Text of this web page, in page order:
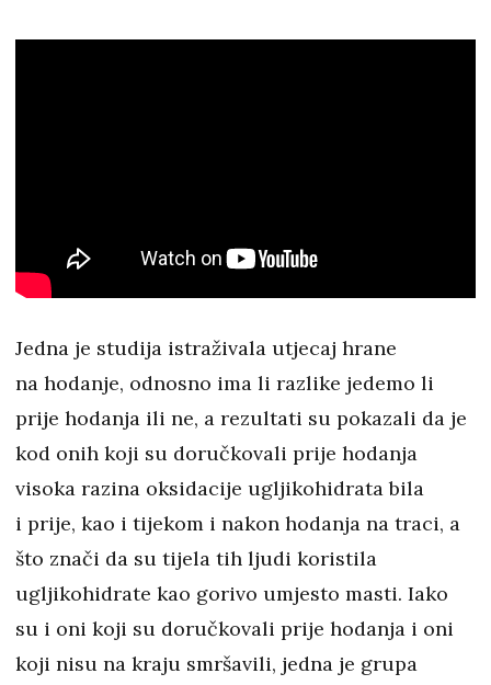
Jedna je studija istraživala utjecaj hrane
na hodanje, odnosno ima li razlike jedemo li
prije hodanja ili ne, a rezultati su pokazali da je
kod onih koji su doručkovali prije hodanja
visoka razina oksidacije ugljikohidrata bila
i prije, kao i tijekom i nakon hodanja na traci, a
što znači da su tijela tih ljudi koristila
ugljikohidrate kao gorivo umjesto masti. Iako
su i oni koji su doručkovali prije hodanja i oni
koji nisu na kraju smršavili, jedna je grupa